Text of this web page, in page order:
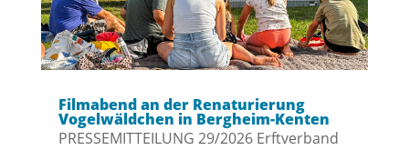
Filmabend an der Renaturierung
Vogelwäldchen in Bergheim-Kenten
PRESSEMITTEILUNG 29/2026 Erftverband